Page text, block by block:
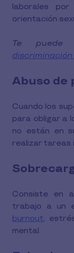
laborales
orientación
Te puede
Abuso de
Cuando los
para obligar a
no están en
realizar tareas
Consiste en
trabajo a un
burnout,
mental.